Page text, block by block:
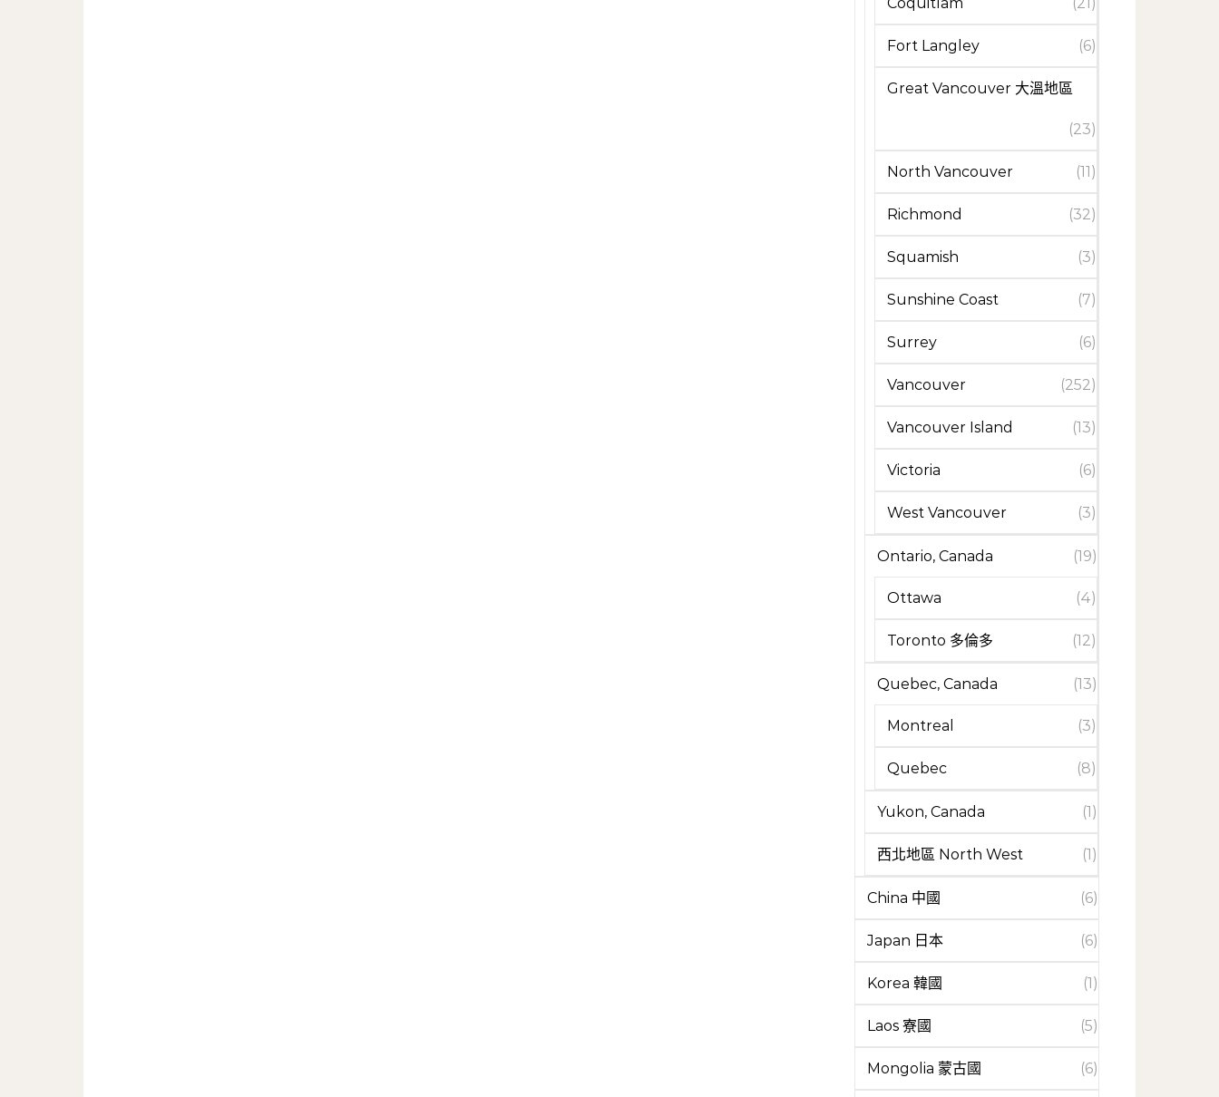
Fort Langley (6)
Great Vancouver 大溫地區
(23)
North Vancouver (11)
Richmond (32)
Squamish (3)
Sunshine Coast (7)
Surrey (6)
Vancouver (252)
Vancouver Island (13)
Victoria (6)
West Vancouver (3)
Ontario, Canada (19)
Ottawa (4)
Toronto 多倫多 (12)
Quebec, Canada (13)
Montreal (3)
Quebec (8)
Yukon, Canada (1)
西北地區 North West (1)
China 中國 (6)
Japan 日本 (6)
Korea 韓國 (1)
Laos 寮國 (5)
Mongolia 蒙古國 (6)